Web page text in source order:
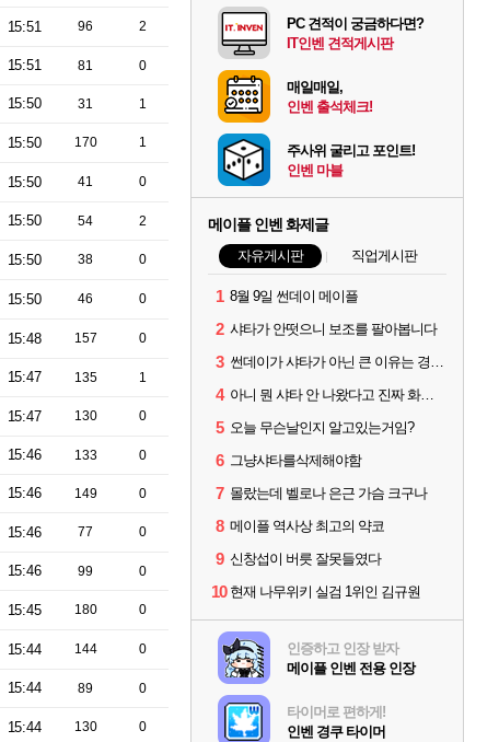
15:51 96 2
15:51 81 0
15:50 31 1
15:50 170 1
15:50 41 0
15:50 54 2
15:50 38 0
15:50 46 0
15:48 157 0
15:47 135 1
15:47 130 0
15:46 133 0
15:46 149 0
15:46 77 0
15:46 99 0
15:45 180 0
15:44 144 0
15:44 89 0
15:44 130 0
PC 견적이 궁금하다면?
IT인벤 견적게시판
매일매일,
인벤 출석체크!
주사위 굴리고 포인트!
인벤 마블
메이플 인벤 화제글
자유게시판 직업게시판
1 8월 9일 썬데이 메이플
2 샤타가 안떳으니 보조를 팔아봅니다
3 썬데이가 샤타가 아닌 큰 이유는 경매장 불안정때문일듯
4 아니 뭔 샤타 안 나왔다고 진짜 화내는 사람도 있네
5 오늘 무슨날인지 알고있는거임?
6 그냥샤타를삭제해야함
7 몰랐는데 벨로나 은근 가슴 크구나
8 메이플 역사상 최고의 약코
9 신창섭이 버릇 잘못들였다
10 현재 나무위키 실검 1위인 김규원
인증하고 인장 받자
메이플 인벤 전용 인장
타이머로 편하게!
인벤 경쿠 타이머